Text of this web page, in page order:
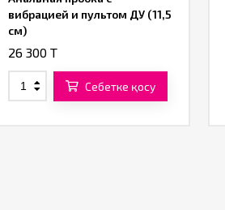
вибрацией и пультом ДУ (11,5
см)
26 300 T
Себетке қосу